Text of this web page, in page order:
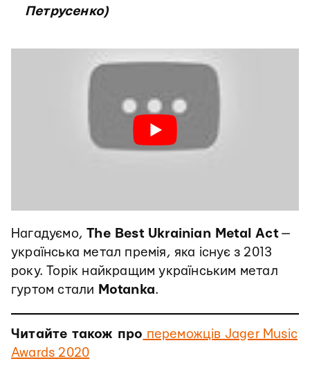
Петрусенко)
Нагадуємо,The Best Ukrainian Metal Act—
українська метал премія, яка існує з 2013
року. Торік найкращим українським метал
гуртом стали Motanka.
Читайте також про переможців Jager Music
Awards 2020